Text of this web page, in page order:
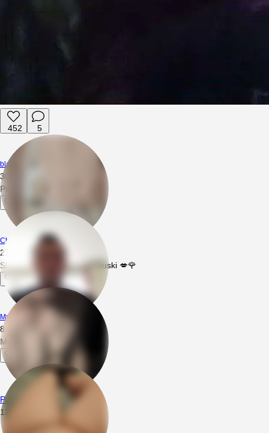
452 5
blackroots
30.06.2026
Possal by takiego sutka
Chetnynawszystkowrealu
27.05.2026
21:08
Sliczne daj pomasowac całuski 💋🌹
MrWeed420
8.05.2026
Mrrr piękne :*
ParkaBIRealna
12.04.2025